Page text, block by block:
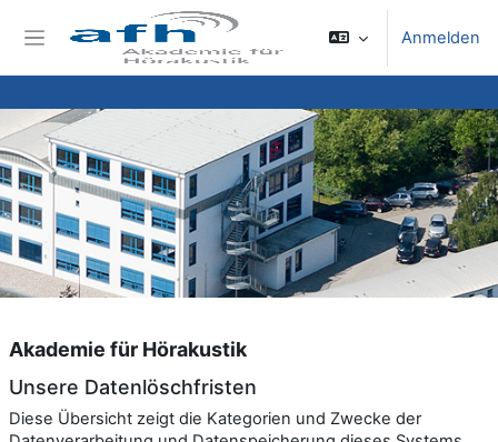
Website-Übersicht
Anmelden
Akademie für Hörakustik
Unsere Datenlöschfristen
Diese Übersicht zeigt die Kategorien und Zwecke der